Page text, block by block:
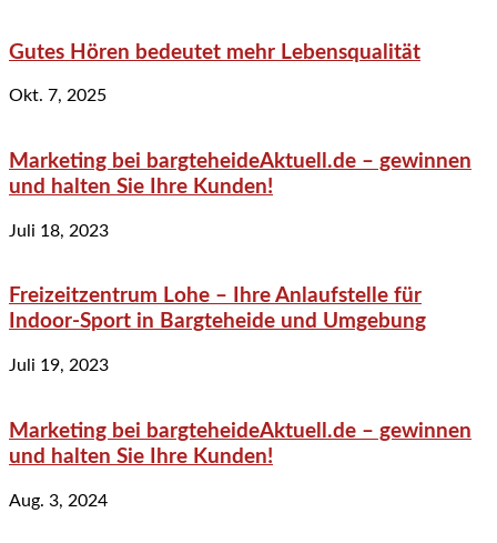
Gutes Hören bedeutet mehr Lebensqualität
Okt. 7, 2025
Marketing bei bargteheideAktuell.de – gewinnen
und halten Sie Ihre Kunden!
Juli 18, 2023
Freizeitzentrum Lohe – Ihre Anlaufstelle für
Indoor-Sport in Bargteheide und Umgebung
Juli 19, 2023
Marketing bei bargteheideAktuell.de – gewinnen
und halten Sie Ihre Kunden!
Aug. 3, 2024